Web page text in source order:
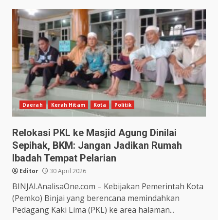
Daerah Kerah Hitam Kota Politik
Relokasi PKL ke Masjid Agung Dinilai
Sepihak, BKM: Jangan Jadikan Rumah
Ibadah Tempat Pelarian
Editor 30 April 2026
BINJAI.AnalisaOne.com – Kebijakan Pemerintah Kota
(Pemko) Binjai yang berencana memindahkan
Pedagang Kaki Lima (PKL) ke area halaman...